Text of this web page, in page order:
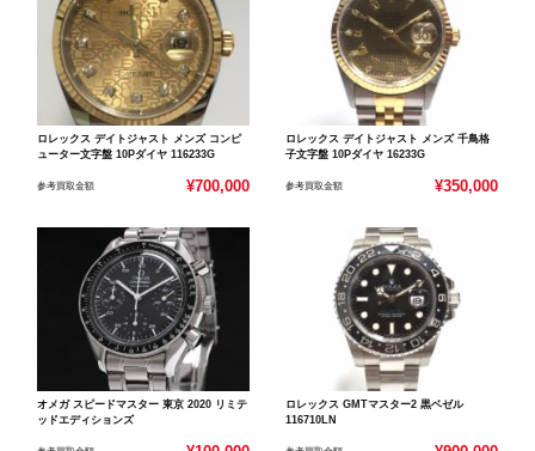
ロレックス デイトジャスト メンズ コンピ
ューター文字盤 10Pダイヤ 116233G
参考買取金額 ¥700,000
ロレックス デイトジャスト メンズ 千鳥格
子文字盤 10Pダイヤ 16233G
参考買取金額 ¥350,000
オメガ スピードマスター 東京 2020 リミテ
ッドエディションズ
ロレックス GMTマスター2 黒ベゼル
116710LN